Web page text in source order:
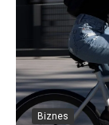
Biznes